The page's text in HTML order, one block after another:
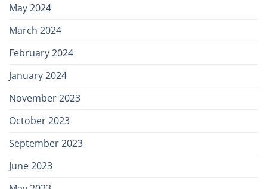
May 2024
March 2024
February 2024
January 2024
November 2023
October 2023
September 2023
June 2023